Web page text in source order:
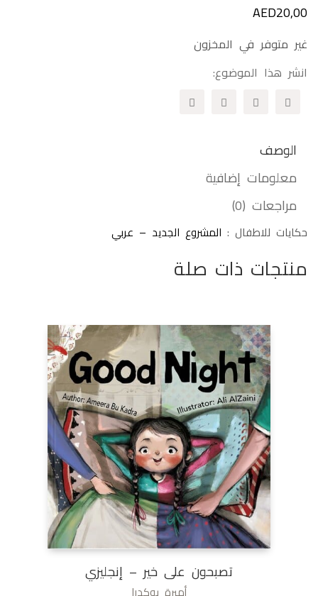
AED20,00
غير متوفر في المخزون
انشر هذا الموضوع:
الوصف
معلومات إضافية
مراجعات (0)
حكايات للاطفال : المشروع الجديد – عربي
منتجات ذات صلة
تصبحون على خير – إنجليزي
أميرة بوكدرا